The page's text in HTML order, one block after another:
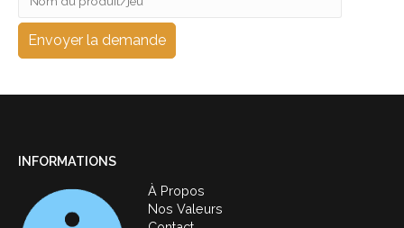
INFORMATIONS
À Propos
Nos Valeurs